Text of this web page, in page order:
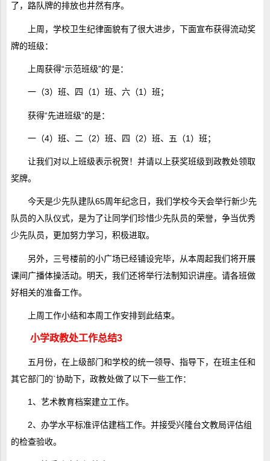
了，路队牌的排放也井然有序。
上周，学校卫生纪律面貌有了很大进步，下面宣布获得流动奖
牌的班级：
上周获得“示范班级”的'是：
一（3）班、四（1）班、六（1）班；
获得“先进班级”的是：
一（4）班、二（2）班、四（2）班、五（1）班；
让我们对以上班级表示祝贺！并请以上获奖班级到政教处领取
奖牌。
今天是少先队建队65周年纪念日，我们学校今天会举行新少先
队员的入队仪式，是为了让同学们珍惜少先队员的荣誉，争当优秀
少先队员，更加努力学习，积极进取。
另外，三号楼前的小广场已经铺设完毕，从本周起我们将开展
课间广播体操活动。明天，我们还将举行法制知识讲座。请各班做
好相关的准备工作。
上周工作小结和本周工作安排到此结束。
小学政教处工作总结3
五月份，在上级部门和学校的统一领导、指导下，在班主任和
其它部门的`协助下，政教处做了以下一些工作：
1、艺术教育档案建立工作。
2、办学水平标准评估建档工作。并接受兴隆台文教局评估组
的检查验收。